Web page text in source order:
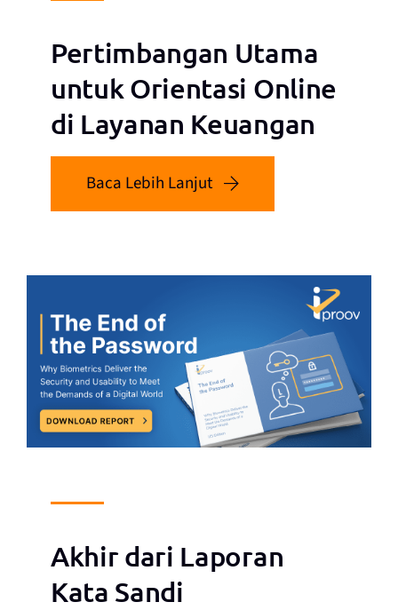
Pertimbangan Utama
untuk Orientasi Online
di Layanan Keuangan
Baca Lebih Lanjut
Akhir dari Laporan
Kata Sandi